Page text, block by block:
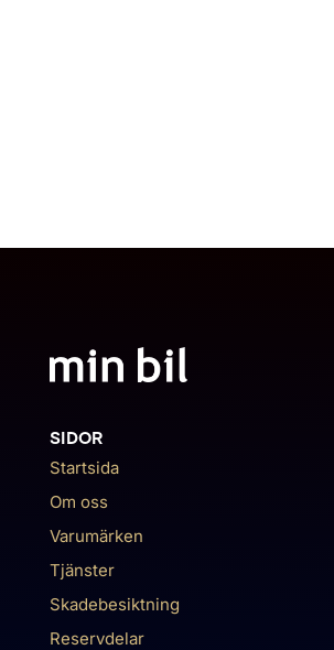
SIDOR
Startsida
Om oss
Varumärken
Tjänster
Skadebesiktning
Reservdelar